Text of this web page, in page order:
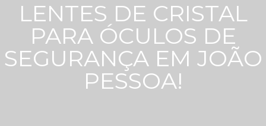
LENTES DE CRISTAL
PARA ÓCULOS DE
SEGURANÇA EM JOÃO
PESSOA!